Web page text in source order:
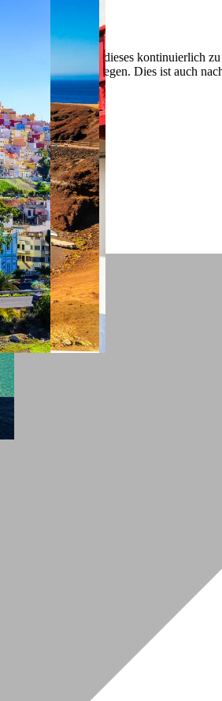
zu servieren und dieses kontinuierlich
Präferenzen festlegen. Dies ist auch